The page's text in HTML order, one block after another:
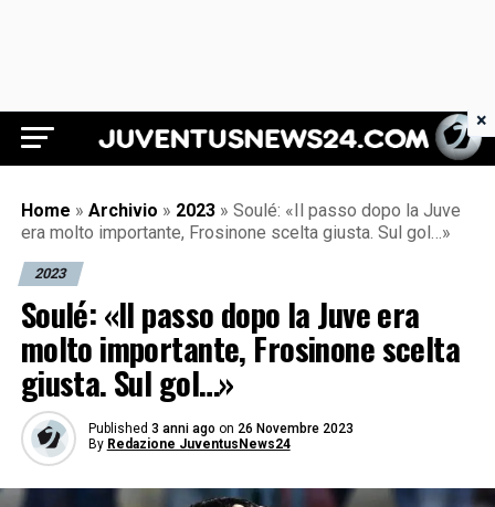
Juventus News 24
Home » Archivio » 2023 » Soulé: «Il passo dopo la Juve
era molto importante, Frosinone scelta giusta. Sul gol…»
2023
Soulé: «Il passo dopo la Juve era
molto importante, Frosinone scelta
giusta. Sul gol…»
Published 3 anni ago on 26 Novembre 2023
By Redazione JuventusNews24
×